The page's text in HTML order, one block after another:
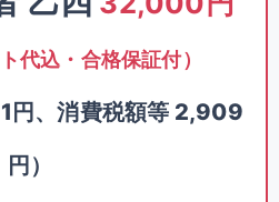
代込・合格保証付）
円、消費税額等 2,909
円）